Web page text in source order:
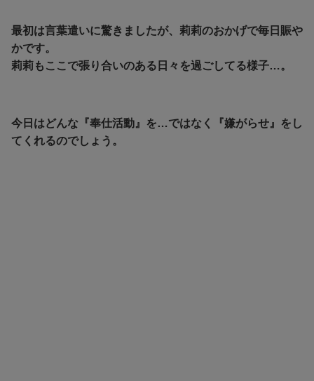
最初は言葉遣いに驚きましたが、莉莉のおかげで毎日賑や
かです。
莉莉もここで張り合いのある日々を過ごしてる様子…。
今日はどんな『奉仕活動』を…ではなく『嫌がらせ 』をし
てくれるのでしょう。